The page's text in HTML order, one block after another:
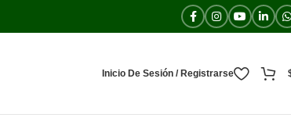
Inicio De Sesión / Registrarse